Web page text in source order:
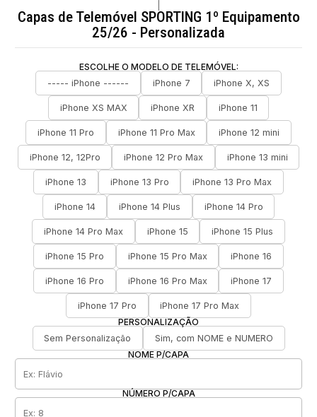
Capas de Telemóvel SPORTING 1º Equipamento
25/26 - Personalizada
ESCOLHE O MODELO DE TELEMÓVEL:
----- iPhone ------
iPhone 7 iPhone X, XS
iPhone XS MAX iPhone XR iPhone 11
iPhone 11 Pro iPhone 11 Pro Max iPhone 12 mini
iPhone 12, 12Pro iPhone 12 Pro Max iPhone 13 mini
iPhone 13 iPhone 13 Pro iPhone 13 Pro Max
iPhone 14 iPhone 14 Plus iPhone 14 Pro
iPhone 14 Pro Max iPhone 15 iPhone 15 Plus
iPhone 15 Pro iPhone 15 Pro Max iPhone 16
iPhone 16 Pro iPhone 16 Pro Max iPhone 17
iPhone 17 Pro
iPhone 17 Pro Max
PERSONALIZAÇÃO
Sem Personalização
Sim, com NOME e NUMERO
NOME P/CAPA
NÚMERO P/CAPA